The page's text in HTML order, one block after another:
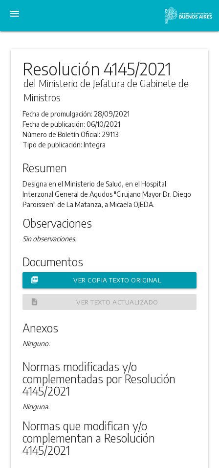
menu
Resolución 4145/2021
del Ministerio de Jefatura de Gabinete de
Ministros
Fecha de promulgación: 28/09/2021
Fecha de publicación:06/10/2021
Número de Boletín Oficial: 29113
Tipo de publicación:Integra
Resumen
Designa en el Ministerio de Salud, en el Hospital
Interzonal General de Agudos "Cirujano Mayor Dr. Diego
Paroissien" de La Matanza, a Micaela OJEDA.
Observaciones
Sin observaciones.
Documentos
picture_as_pdf VER COPIA TEXTO ORIGINAL
description VER TEXTO ACTUALIZADO
Anexos
Ninguno.
Normas modificadas y/o
complementadas por Resolución
4145/2021
Ninguna.
Normas que modifican y/o
complementan a Resolución
4145/2021